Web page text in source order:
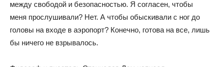
между свободой и безопасностью. Я согласен, чтобы
меня прослушивали? Нет. А чтобы обыскивали с ног до
головы на входе в аэропорт? Конечно, готова на все, лишь
бы ничего не взрывалось.